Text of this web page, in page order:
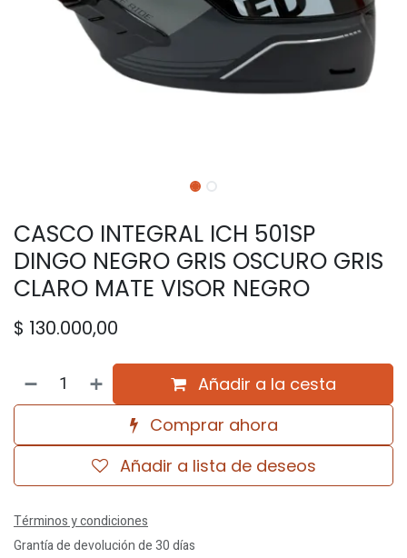
CASCO INTEGRAL ICH 501SP
DINGO NEGRO GRIS OSCURO GRIS
CLARO MATE VISOR NEGRO
$ 130.000,00
Añadir a la cesta
Comprar ahora
Añadir a lista de deseos
Términos y condiciones
Grantía de devolución de 30 días